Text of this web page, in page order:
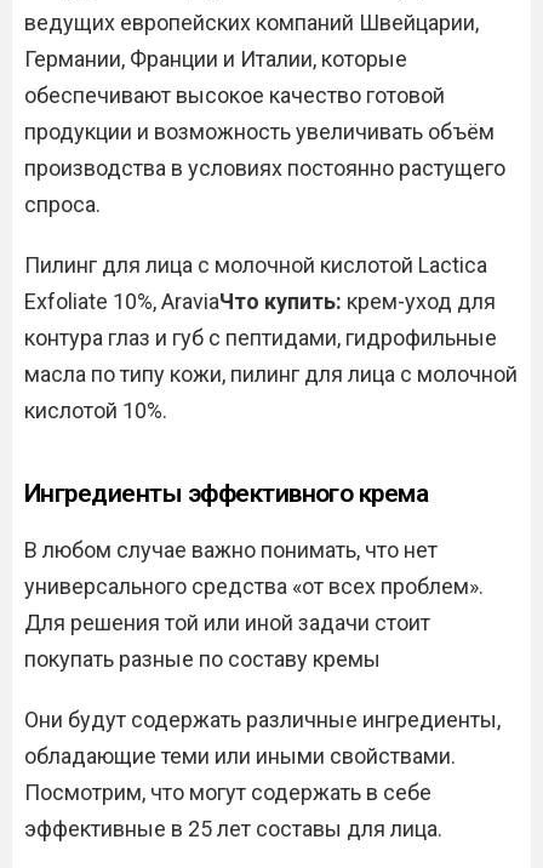
ведущих европейских компаний Швейцарии,
Германии, Франции и Италии, которые
обеспечивают высокое качество готовой
продукции и возможность увеличивать объём
производства в условиях постоянно растущего
спроса.
Пилинг для лица с молочной кислотой Lactica
Exfoliate 10%, AraviaЧто купить: крем-уход для
контура глаз и губ с пептидами, гидрофильные
масла по типу кожи, пилинг для лица с молочной
кислотой 10%.
Ингредиенты эффективного крема
В любом случае важно понимать, что нет
универсального средства «от всех проблем».
Для решения той или иной задачи стоит
покупать разные по составу кремы
Они будут содержать различные ингредиенты,
обладающие теми или иными свойствами.
Посмотрим, что могут содержать в себе
эффективные в 25 лет составы для лица.